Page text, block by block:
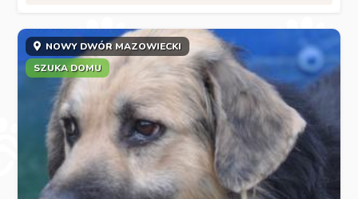
NOWY DWÓR MAZOWIECKI
SZUKA DOMU